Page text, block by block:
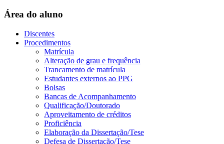
Área do aluno
Discentes
Procedimentos
Matrícula
Alteração de grau e frequência
Trancamento de matrícula
Estudantes externos ao PPG
Bolsas
Bancas de Acompanhamento
Qualificação/Doutorado
Aproveitamento de créditos
Proficiência
Elaboração da Dissertação/Tese
Defesa de Dissertação/Tese